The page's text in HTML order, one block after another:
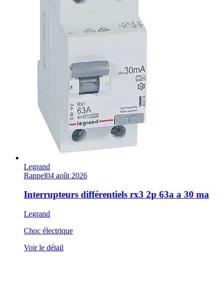
Legrand
Rappel04 août 2026
Interrupteurs différentiels rx3 2p 63a a 30 ma
Legrand
Choc électrique
Voir le détail